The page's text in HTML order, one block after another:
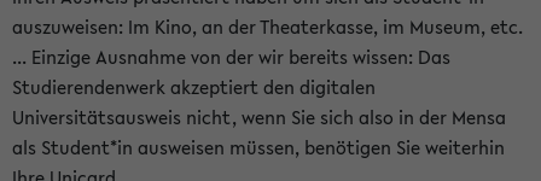
auszuweisen: Im Kino, an der Theaterkasse, im Museum, etc.
... Einzige Ausnahme von der wir bereits wissen: Das
Studierendenwerk akzeptiert den digitalen
Universitätsausweis nicht, wenn Sie sich also in der Mensa
als Student*in ausweisen müssen, benötigen Sie weiterhin